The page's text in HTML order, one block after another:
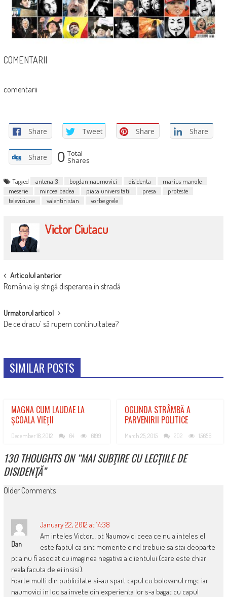
COMENTARII
comentarii
Share Tweet Share Share
Share 0 Total
Shares
Tagged antena 3 bogdan naumovici disidenta
marius manole
meserie
mircea badea piata universitatii presa
proteste
televiziune
valentin stan vorbe grele
Victor Ciutacu
POST
NAVIGATION
Articolul anterior
România îşi strigă disperarea în stradă
Urmatorul articol
De ce dracu’ să rupem continuitatea?
SIMILAR POSTS
MAGNA CUM LAUDAE LA
ŞCOALA VIEŢII
December 18, 2012 64 6199
OGLINDA STRÂMBĂ A
PARVENIRII POLITICE
March 25, 2015 202 15656
130 THOUGHTS ON “MAI SUBŢIRE CU LECŢIILE DE
DISIDENŢĂ”
COMMENT
Older Comments
Dan
January 22, 2012 at 14:38
Am inteles Victor… pt Naumovici ceea ce nu a inteles el
este faptul ca sint momente cind trebuie sa stai deoparte
pt a nu fi asociat cu imaginea negativa a clientului (care este chiar
reala facuta de ei insisi).
Foarte multi din publicitate si-au spart capul cu bolovanul rmgc iar
naumovici in loc sa invete din experienta lor s-a bagat cu capul